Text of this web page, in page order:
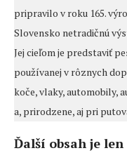
pripravilo v roku 165.
Slovensko netradičnú
Jej cieľom je predstaviť
používanej v rôznych
koče, vlaky, automobily,
a, prirodzene, aj pri
Ďalší obsah je